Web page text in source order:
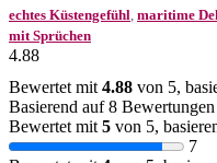
echtes Küstengefühl maritime
mit Sprüchen
4.88
Bewertet mit 4.88 von 5,
Basierend auf 8 Bewertungen
Bewertet mit 5 von 5,
7